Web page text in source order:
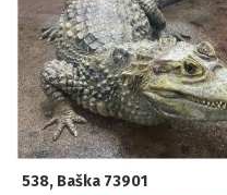
538, Baška 73901